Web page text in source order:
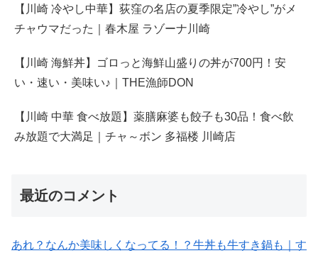
【川崎 冷やし中華】荻窪の名店の夏季限定”冷やし”がメ
チャウマだった｜春木屋 ラゾーナ川崎
【川崎 海鮮丼】ゴロっと海鮮山盛りの丼が700円！安
い・速い・美味い♪｜THE漁師DON
【川崎 中華 食べ放題】薬膳麻婆も餃子も30品！食べ飲
み放題で大満足｜チャ～ボン 多福楼 川崎店
最近のコメント
あれ？なんか美味しくなってる！？牛丼も牛すき鍋も｜す